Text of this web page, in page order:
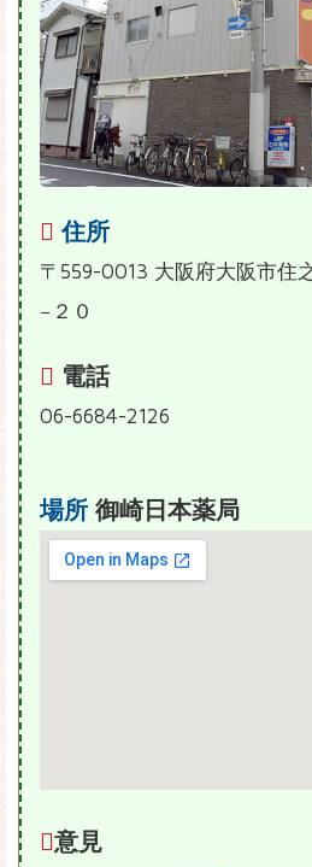
住所
〒559-0013 大阪府大阪市住
−２０
電話
06-6684-2126
場所 御崎日本薬局
意見